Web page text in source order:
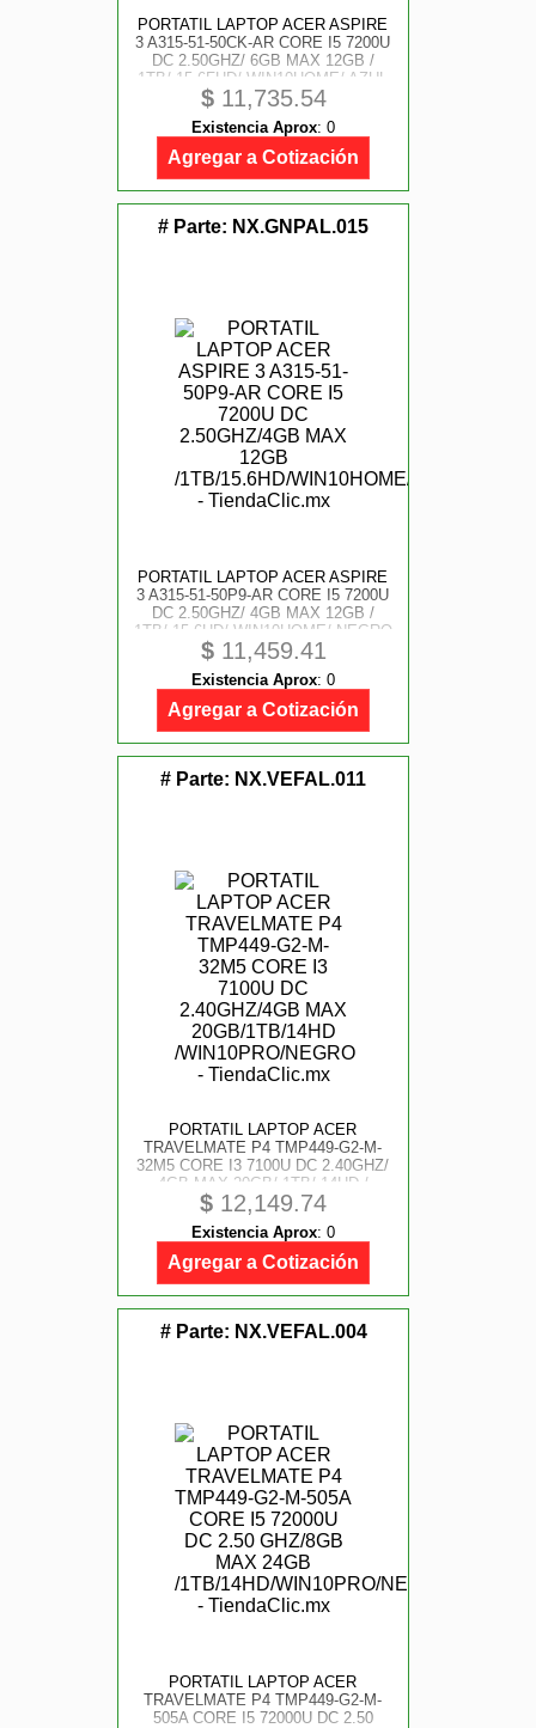
PORTATIL LAPTOP ACER ASPIRE
3 A315-51-50CK-AR CORE I5 7200U
DC 2.50GHZ/ 6GB MAX 12GB /
1TB/ 15.6FHD/ WIN10HOME/ AZUL
$11,735.54
Existencia Aprox: 0
Agregar a Cotización
# Parte: NX.GNPAL.015
PORTATIL LAPTOP ACER ASPIRE
3 A315-51-50P9-AR CORE I5 7200U
DC 2.50GHZ/ 4GB MAX 12GB /
1TB/ 15.6HD/ WIN10HOME/ NEGRO
$11,459.41
Existencia Aprox: 0
Agregar a Cotización
# Parte: NX.VEFAL.011
PORTATIL LAPTOP ACER
TRAVELMATE P4 TMP449-G2-M-
32M5 CORE I3 7100U DC 2.40GHZ/
4GB MAX 20GB/ 1TB/ 14HD /
WIN10PRO/ NEGRO
$ 12,149.74
Existencia Aprox: 0
Agregar a Cotización
# Parte: NX.VEFAL.004
PORTATIL LAPTOP ACER
TRAVELMATE P4 TMP449-G2-M-
505A CORE I5 72000U DC 2.50